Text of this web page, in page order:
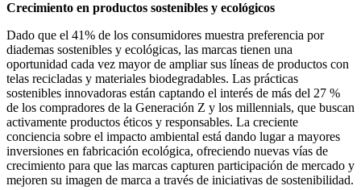
Crecimiento en productos sostenibles y ecológicos
Dado que el 41% de los consumidores muestra preferencia por
diademas sostenibles y ecológicas, las marcas tienen una
oportunidad cada vez mayor de ampliar sus líneas de productos con
telas recicladas y materiales biodegradables. Las prácticas
sostenibles innovadoras están captando el interés de más del 27 %
de los compradores de la Generación Z y los millennials, que buscan
activamente productos éticos y responsables. La creciente
conciencia sobre el impacto ambiental está dando lugar a mayores
inversiones en fabricación ecológica, ofreciendo nuevas vías de
crecimiento para que las marcas capturen participación de mercado y
mejoren su imagen de marca a través de iniciativas de sostenibilidad.